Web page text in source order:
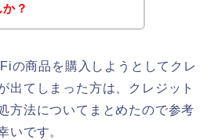
？
の商品を購入しようとしてクレ
出てしまった方は、クレジット
方法についてまとめたので参考
いです。